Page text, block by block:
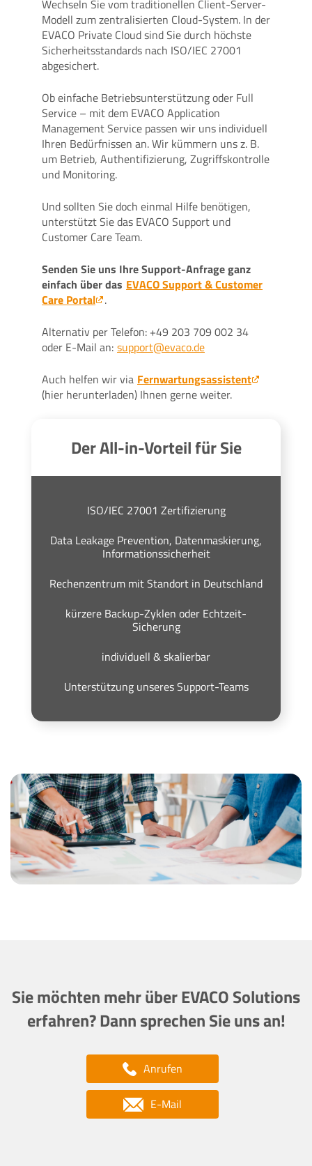
Wechseln Sie vom traditionellen Client-Server-
Modell zum zentralisierten Cloud-System. In der
EVACO Private Cloud sind Sie durch höchste
Sicherheitsstandards nach ISO/IEC 27001
abgesichert.
Ob einfache Betriebsunterstützung oder Full
Service – mit dem EVACO Application
Management Service passen wir uns individuell
Ihren Bedürfnissen an. Wir kümmern uns z. B.
um Betrieb, Authentifizierung, Zugriffskontrolle
und Monitoring.
Und sollten Sie doch einmal Hilfe benötigen,
unterstützt Sie das EVACO Support und
Customer Care Team.
Senden Sie uns Ihre Support-Anfrage ganz
einfach über das EVACO Support & Customer
Care Portal .
Alternativ per Telefon: +49 203 709 002 34
oder E-Mail an: support@evaco.de
Auch helfen wir via Fernwartungsassistent
(hier herunterladen) Ihnen gerne weiter.
Der All-in-Vorteil für Sie
ISO/IEC 27001 Zertifizierung
Data Leakage Prevention, Datenmaskierung,
Informationssicherheit
Rechenzentrum mit Standort in Deutschland
kürzere Backup-Zyklen oder Echtzeit-
Sicherung
individuell & skalierbar
Unterstützung unseres Support-Teams
Sie möchten mehr über EVACO Solutions
erfahren? Dann sprechen Sie uns an!
Anrufen
E-Mail